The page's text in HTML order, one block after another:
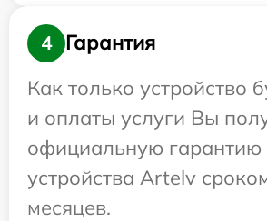
4
Гарантия
Как только устройство
и оплаты услуги Вы
официальную гарантию
устройства Artelv
месяцев.